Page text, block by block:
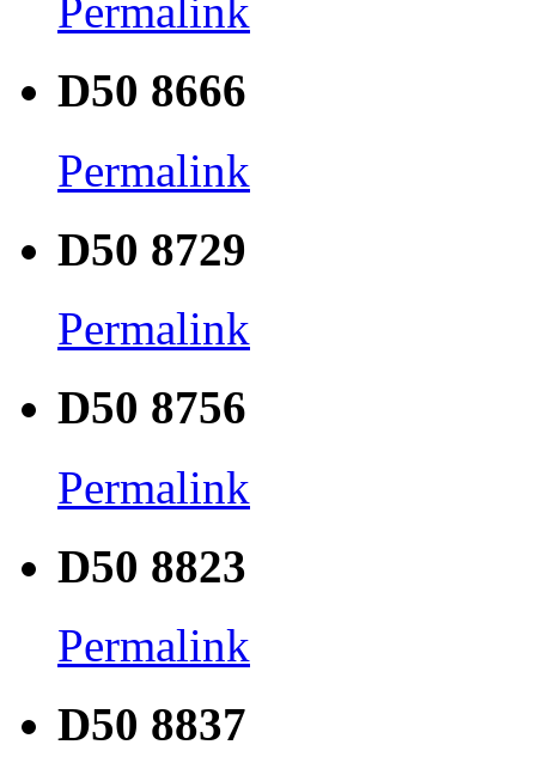
Permalink
D50 8666
Permalink
D50 8729
Permalink
D50 8756
Permalink
D50 8823
Permalink
D50 8837